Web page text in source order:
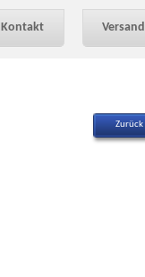
Kontakt Versand